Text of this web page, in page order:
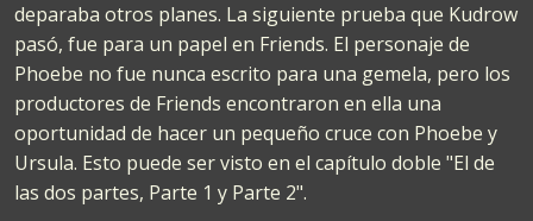
deparaba otros planes. La siguiente prueba que Kudrow
pasó, fue para un papel en Friends. El personaje de
Phoebe no fue nunca escrito para una gemela, pero los
productores de Friends encontraron en ella una
oportunidad de hacer un pequeño cruce con Phoebe y
Ursula. Esto puede ser visto en el capítulo doble "El de
las dos partes, Parte 1 y Parte 2".